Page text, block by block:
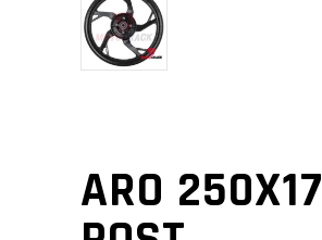
ARO 250X17